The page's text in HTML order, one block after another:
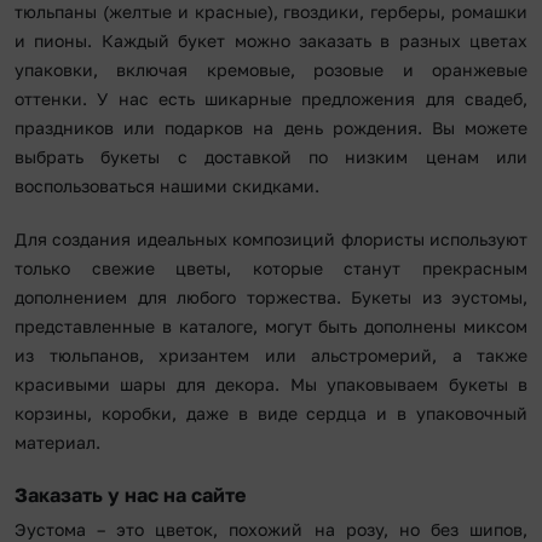
тюльпаны (желтые и красные), гвоздики, герберы, ромашки
и пионы. Каждый букет можно заказать в разных цветах
упаковки, включая кремовые, розовые и оранжевые
оттенки. У нас есть шикарные предложения для свадеб,
праздников или подарков на день рождения. Вы можете
выбрать букеты с доставкой по низким ценам или
воспользоваться нашими скидками.
Для создания идеальных композиций флористы используют
только свежие цветы, которые станут прекрасным
дополнением для любого торжества. Букеты из эустомы,
представленные в каталоге, могут быть дополнены миксом
из тюльпанов, хризантем или альстромерий, а также
красивыми шары для декора. Мы упаковываем букеты в
корзины, коробки, даже в виде сердца и в упаковочный
материал.
Заказать у нас на сайте
Эустома – это цветок, похожий на розу, но без шипов,